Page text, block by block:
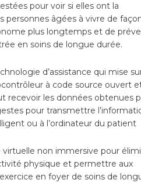
pour voir si elles ont la
personnes âgées à vivre de
plus longtemps et de
en soins de longue durée.
d’assistance qui mise
à code source ouvert
recevoir les données obtenues
pour transmettre
ou à l’ordinateur du patient
virtuelle non immersive pour
physique et permettre aux
en foyer de soins de